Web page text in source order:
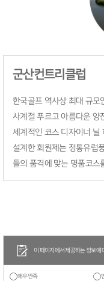
군산컨트리클럽
한국골프 역사상 최대 규모
사계절 푸르고 아름다운 양
세계적인 코스 디자이너 닐
설계한 회원제는 정통유럽
들의 품격에 맞는 명품코스
이 페이지에서 제공하는 정보에
매우만족